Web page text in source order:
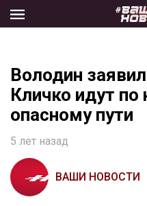
the
Володин
Кличко идут по
опасному пути
5 лет назад
ВАШИ НОВОСТИ